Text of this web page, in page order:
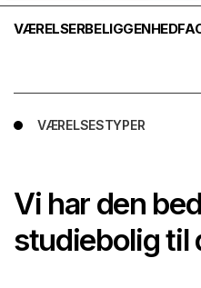
VÆRELSERBELIGGENHED
VÆRELSESTYPER
Vi har den
studiebolig til